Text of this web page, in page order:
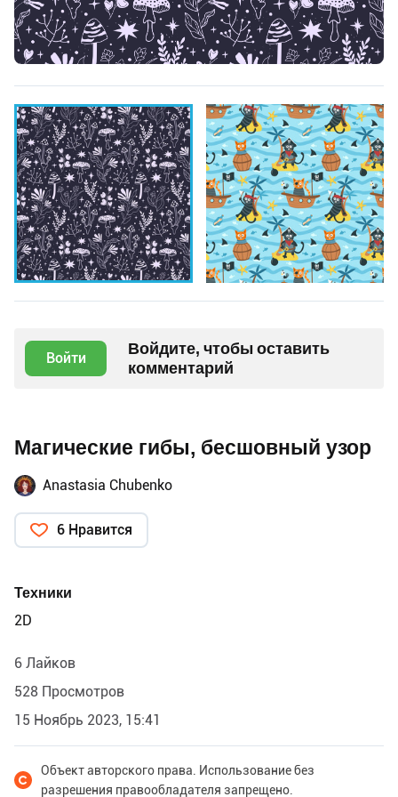
Войти
Войдите, чтобы оставить
комментарий
Магические гибы, бесшовный узор
Anastasia Chubenko
6 Нравится
Техники
2D
6 Лайков
528 Просмотров
15 Ноябрь 2023, 15:41
Объект авторского права. Использование без
разрешения правообладателя запрещено.